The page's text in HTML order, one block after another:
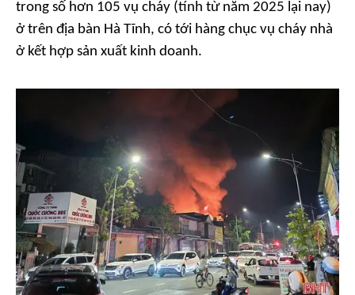
trong số hơn 105 vụ cháy (tính từ năm 2025 lại nay)
ở trên địa bàn Hà Tĩnh, có tới hàng chục vụ cháy nhà
ở kết hợp sản xuất kinh doanh.